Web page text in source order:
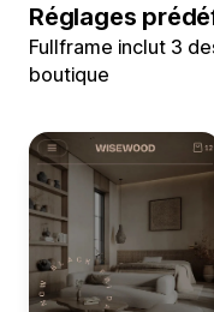
Réglages
Fullframe inclut 3
boutique